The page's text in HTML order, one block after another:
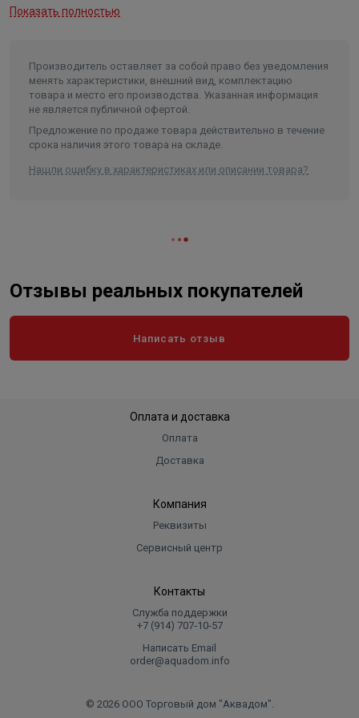
Ширина 275
0.01
Показать полностью
Производитель оставляет за собой право без уведомления
менять характеристики, внешний вид, комплектацию
товара и место его производства. Указанная информация
не является публичной офертой.
Предложение по продаже товара действительно в течение
срока наличия этого товара на складе.
Нашли ошибку в характеристиках или описании товара?
Отзывы реальных покупателей
Написать отзыв
Оплата и доставка
Оплата
Доставка
Компания
Реквизиты
Сервисный центр
Контакты
Служба поддержки
+7 (914) 707‑10‑57
Написать Email
order@aquadom.info
© 2026 ООО Торговый дом "Аквадом".